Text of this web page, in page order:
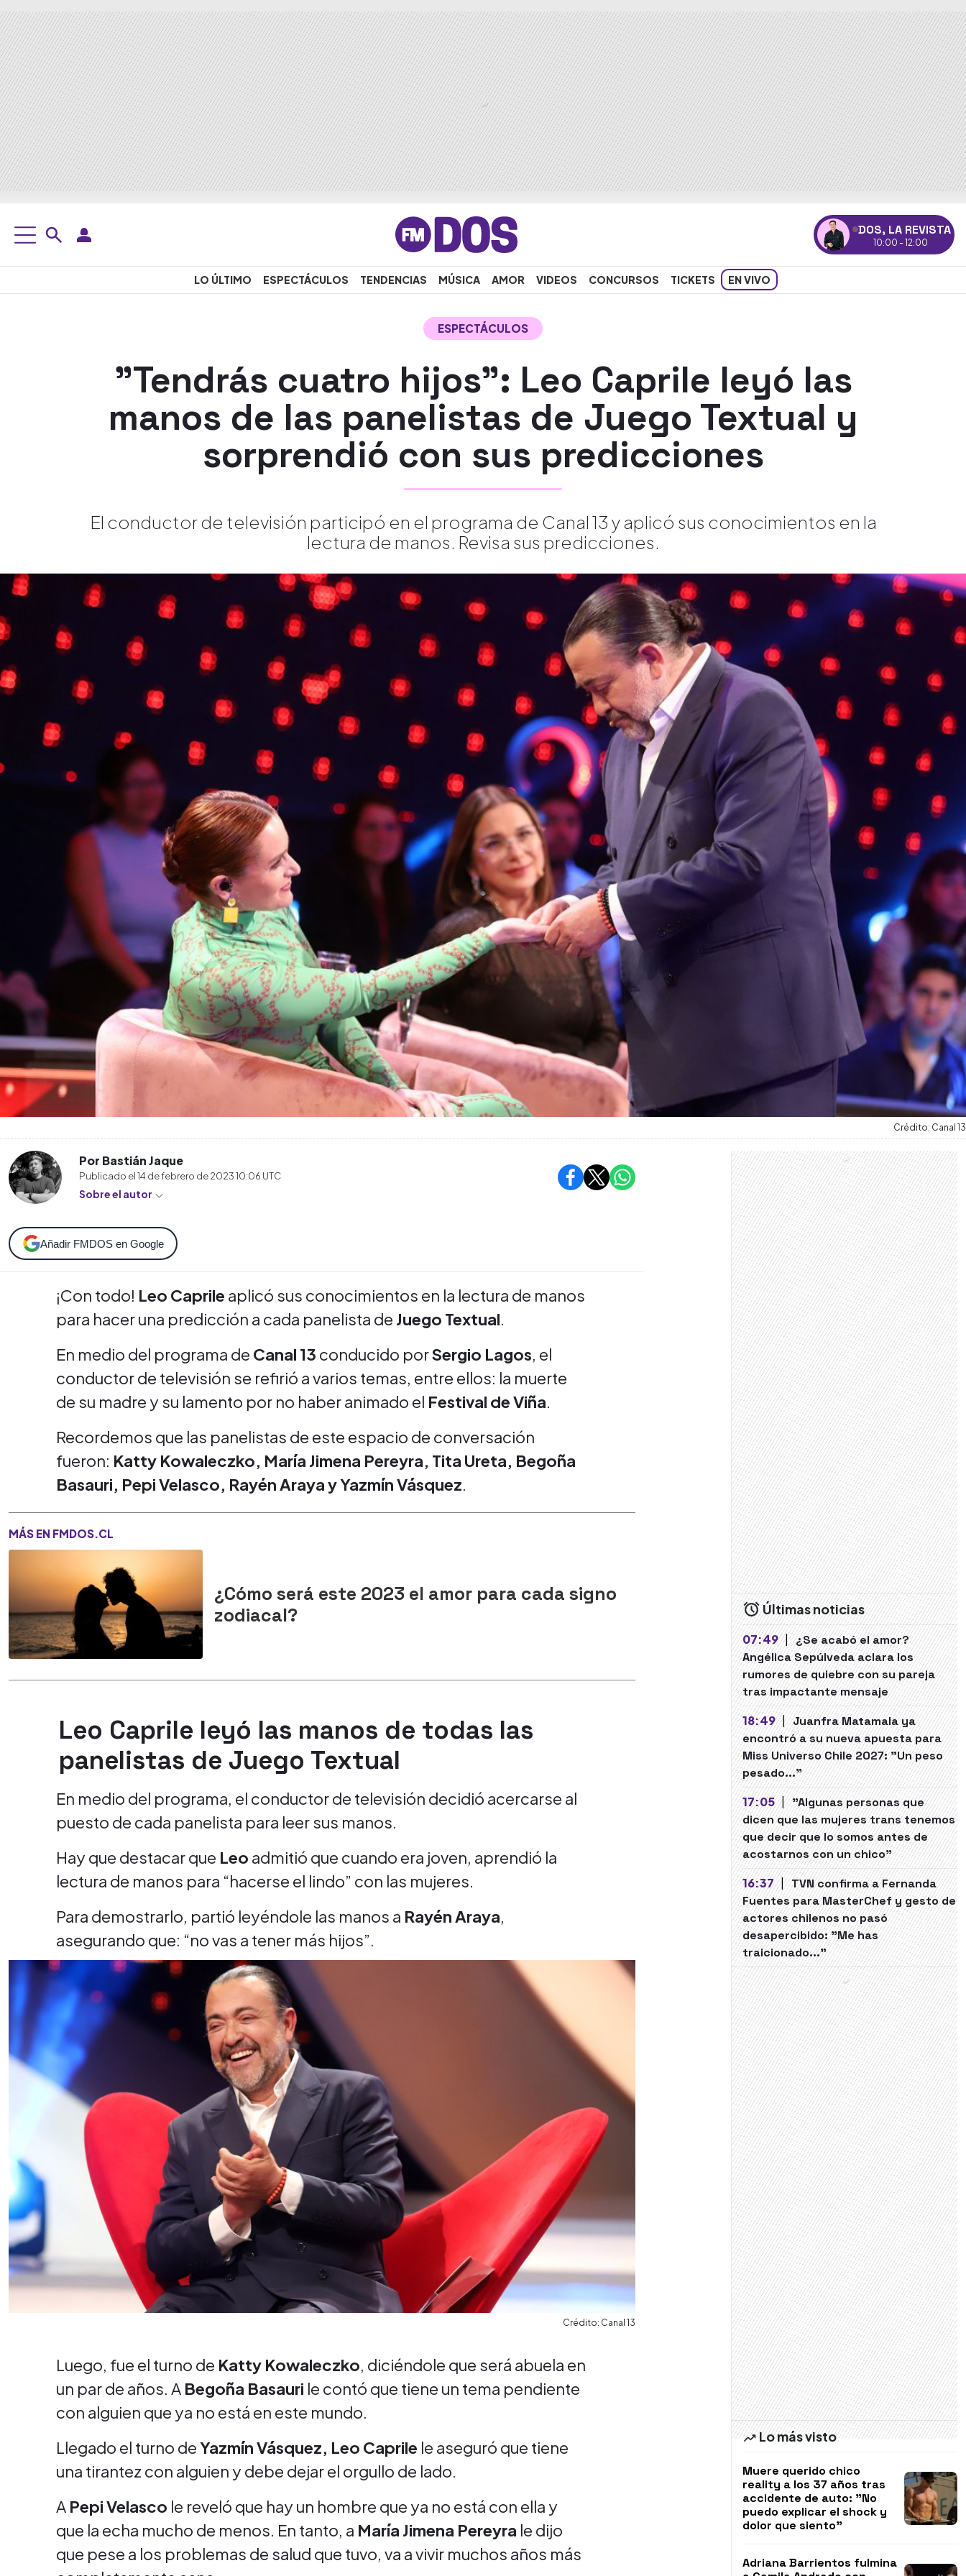
DOS, LA REVISTA
10:00 - 12:00
LO ÚLTIMO ESPECTÁCULOS TENDENCIAS MÚSICA AMOR VIDEOS CONCURSOS TICKETS EN VIVO
ESPECTÁCULOS
"Tendrás cuatro hijos": Leo Caprile leyó las
manos de las panelistas de Juego Textual y
sorprendió con sus predicciones
El conductor de televisión participó en el programa de Canal 13 y aplicó sus conocimientos en la
lectura de manos. Revisa sus predicciones.
Crédito: Canal 13
Por Bastián Jaque
Publicado el14 de febrero de 2023 10:06 UTC
Sobre el autor
Añadir FMDOS en Google
¡Con todo! Leo Caprile aplicó sus conocimientos en la lectura de manos
para hacer una predicción a cada panelista de Juego Textual.
En medio del programa de Canal 13 conducido porSergio Lagos, el
conductor de televisión se refirió a varios temas, entre ellos: la muerte
de su madre y su lamento por no haber animado el Festival de Viña.
Recordemos que las panelistas de este espacio de conversación
fueron: Katty Kowaleczko, María Jimena Pereyra, Tita Ureta, Begoña
Basauri, Pepi Velasco, Rayén Araya y Yazmín Vásquez.
MÁS EN FMDOS.CL
¿Cómo será este 2023 el amor para cada signo
zodiacal?
Leo Caprile leyó las manos de todas las
panelistas de Juego Textual
En medio del programa, el conductor de televisión decidió acercarse al
puesto de cada panelista para leer sus manos.
Hay que destacar que Leo admitió que cuando era joven, aprendió la
lectura de manos para “hacerse el lindo” con las mujeres.
Para demostrarlo, partió leyéndole las manos a Rayén Araya,
asegurando que: “no vas a tener más hijos”.
Crédito: Canal 13
Luego, fue el turno de Katty Kowaleczko, diciéndole que será abuela en
un par de años. A Begoña Basauri le contó que tiene un tema pendiente
con alguien que ya no está en este mundo.
Llegado el turno deYazmín Vásquez, Leo Caprile le aseguró que tiene
una tirantez con alguien y debe dejar el orgullo de lado.
A Pepi Velasco le reveló que hay un hombre que ya no está con ella y
que la echa mucho de menos. En tanto, a María Jimena Pereyra le dijo
que pese a los problemas de salud que tuvo, va a vivir muchos años más
Últimas noticias
07:49 | ¿Se acabó el amor?
Angélica Sepúlveda aclara los
rumores de quiebre con su pareja
tras impactante mensaje
18:49 | Juanfra Matamala ya
encontró a su nueva apuesta para
Miss Universo Chile 2027: "Un peso
pesado..."
17:05 | "Algunas personas que
dicen que las mujeres trans tenemos
que decir que lo somos antes de
acostarnos con un chico"
16:37 | TVN confirma a Fernanda
Fuentes para MasterChef y gesto de
actores chilenos no pasó
desapercibido: "Me has
traicionado..."
Lo más visto
Muere querido chico
reality a los 37 años tras
accidente de auto: "No
puedo explicar el shock y
dolor que siento"
Adriana Barrientos fulmina